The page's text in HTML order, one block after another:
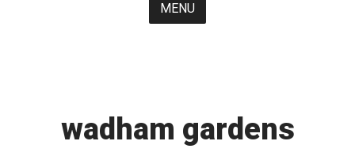
MENU
wadham gardens